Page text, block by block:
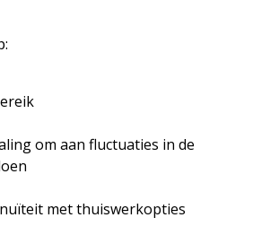
om aan fluctuaties in de
met thuiswerkopties